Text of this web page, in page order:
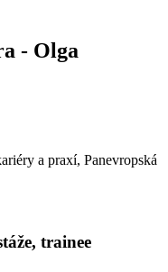
- Olga
a praxí, Panevropská
trainee